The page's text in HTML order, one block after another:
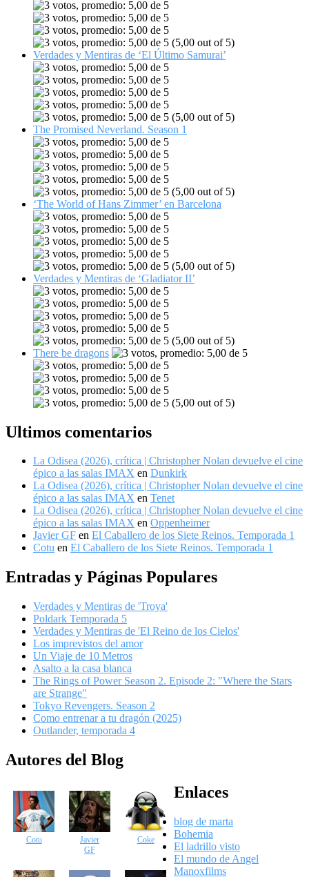
(5,00 out of 5)
Verdades y Mentiras de ‘El Último Samurai’
(5,00 out of 5)
The Promised Neverland. Season 1
(5,00 out of 5)
‘The World of Hans Zimmer’ en Barcelona
(5,00 out of 5)
Verdades y Mentiras de ‘Gladiator II’
(5,00 out of 5)
There be dragons
(5,00 out of 5)
Ultimos comentarios
La Odisea (2026), crítica | Christopher Nolan devuelve el cine
épico a las salas IMAX en Dunkirk
La Odisea (2026), crítica | Christopher Nolan devuelve el cine
épico a las salas IMAX en Tenet
La Odisea (2026), crítica | Christopher Nolan devuelve el cine
épico a las salas IMAX en Oppenheimer
Javier GF en El Caballero de los Siete Reinos. Temporada 1
Cotu en El Caballero de los Siete Reinos. Temporada 1
Entradas y Páginas Populares
Verdades y Mentiras de 'Troya'
Poldark Temporada 5
Verdades y Mentiras de 'El Reino de los Cielos'
Los imprevistos del amor
Un Viaje de 10 Metros
Asalto a la casa blanca
The Rings of Power Season 2. Episode 2: "Where the Stars
are Strange"
Tokyo Revengers. Season 2
Como entrenar a tu dragón (2025)
Outlander, temporada 4
Autores del Blog
Cotu
Javier
GF
Coke
Enlaces
blog de marta
Bohemia
El ladrillo visto
El mundo de Angel
Manoxfilms